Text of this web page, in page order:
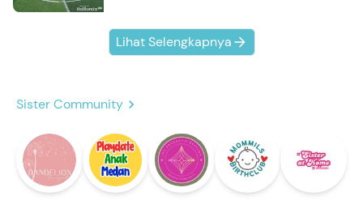
Lihat Selengkapnya
Sister Community